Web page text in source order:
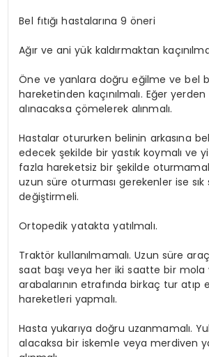
Bel fıtığı hastalarına 9 öneri
Ağır ve ani yük kaldırmaktan
Öne ve yanlara doğru eğilme ve bel
hareketinden kaçınılmalı. Eğer
alınacaksa çömelerek alınmalı.
Hastalar otururken belinin arkasına
edecek şekilde bir yastık koymalı ve
fazla hareketsiz bir şekilde
uzun süre oturması gerekenler ise sık
değiştirmeli.
Ortopedik yatakta yatılmalı.
Traktör kullanılmamalı. Uzun süre
saat başı veya her iki saatte bir mola
arabalarının etrafında birkaç tur atıp
hareketleri yapmalı.
Hasta yukarıya doğru uzanmamalı.
alacaksa bir iskemle veya merdiven